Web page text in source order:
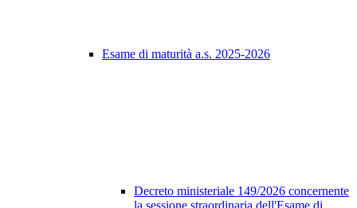
Esame di maturità a.s. 2025-2026
Decreto ministeriale 149/2026 concernente